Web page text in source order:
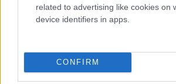
related to advertising like cookies on
device identifiers in apps.
CONFIRM
Ihász-Novák Dóra
Szenvedélyem az
mások erősségeinek
általam megszerzett